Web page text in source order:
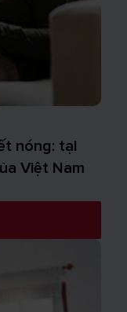
nóng: tại
Việt Nam